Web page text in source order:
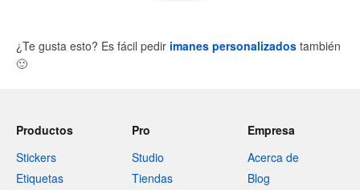
¿Te gusta esto? Es fácil pedir imanes personalizados también
🙂
Productos
Stickers
Etiquetas
Pro
Studio
Tiendas
Empresa
Acerca de
Blog